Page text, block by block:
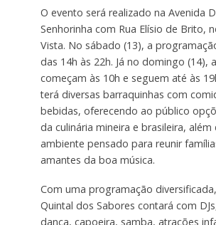
O evento será realizado na Avenida
Senhorinha com Rua Elísio de Brito,
Vista. No sábado (13), a
das 14h às 22h. Já no domingo (14),
começam às 10h e seguem até às
terá diversas barraquinhas com
bebidas, oferecendo ao público
da culinária mineira e brasileira, além
ambiente pensado para reunir
amantes da boa música.
Com uma programação
Quintal dos Sabores contará com
dança, capoeira, samba, atrações